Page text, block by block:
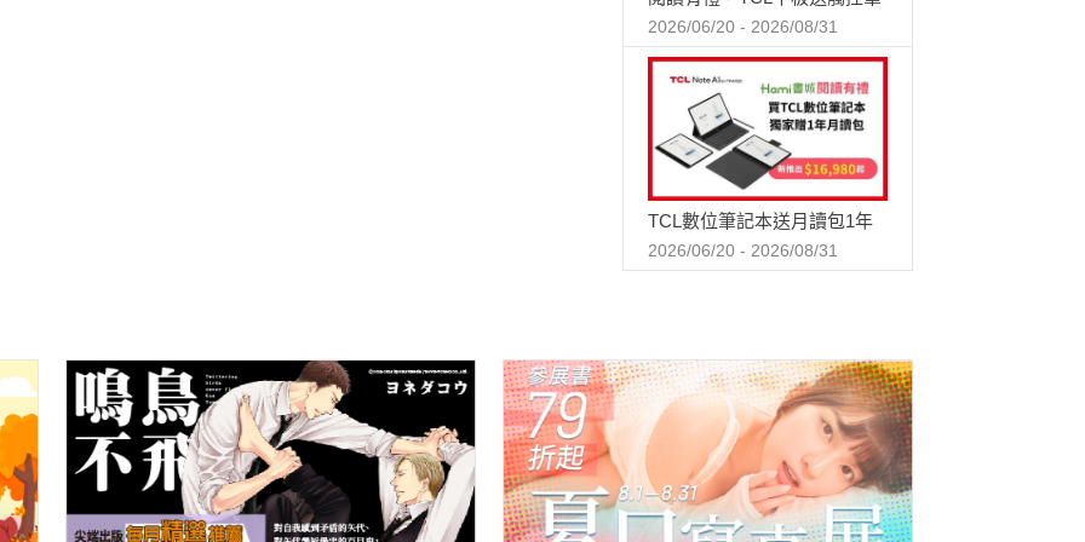
2026/06/20 - 2026/08/31
TCL數位筆記本送月讀包1年
2026/06/20 - 2026/08/31